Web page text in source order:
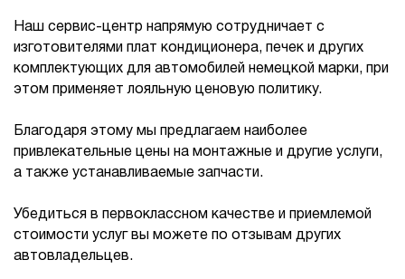
Наш сервис-центр напрямую сотрудничает с
изготовителями плат кондиционера, печек и других
комплектующих для автомобилей немецкой марки, при
этом применяет лояльную ценовую политику.
Благодаря этому мы предлагаем наиболее
привлекательные цены на монтажные и другие услуги,
а также устанавливаемые запчасти.
Убедиться в первоклассном качестве и приемлемой
стоимости услуг вы можете по отзывам других
автовладельцев.